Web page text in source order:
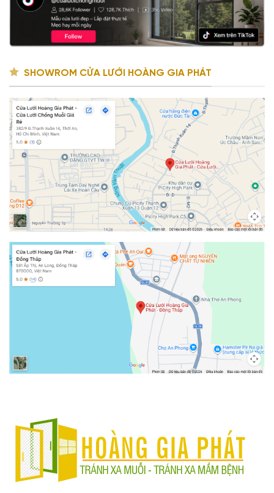
SHOWROM CỬA LƯỚI HOÀNG GIA PHÁT